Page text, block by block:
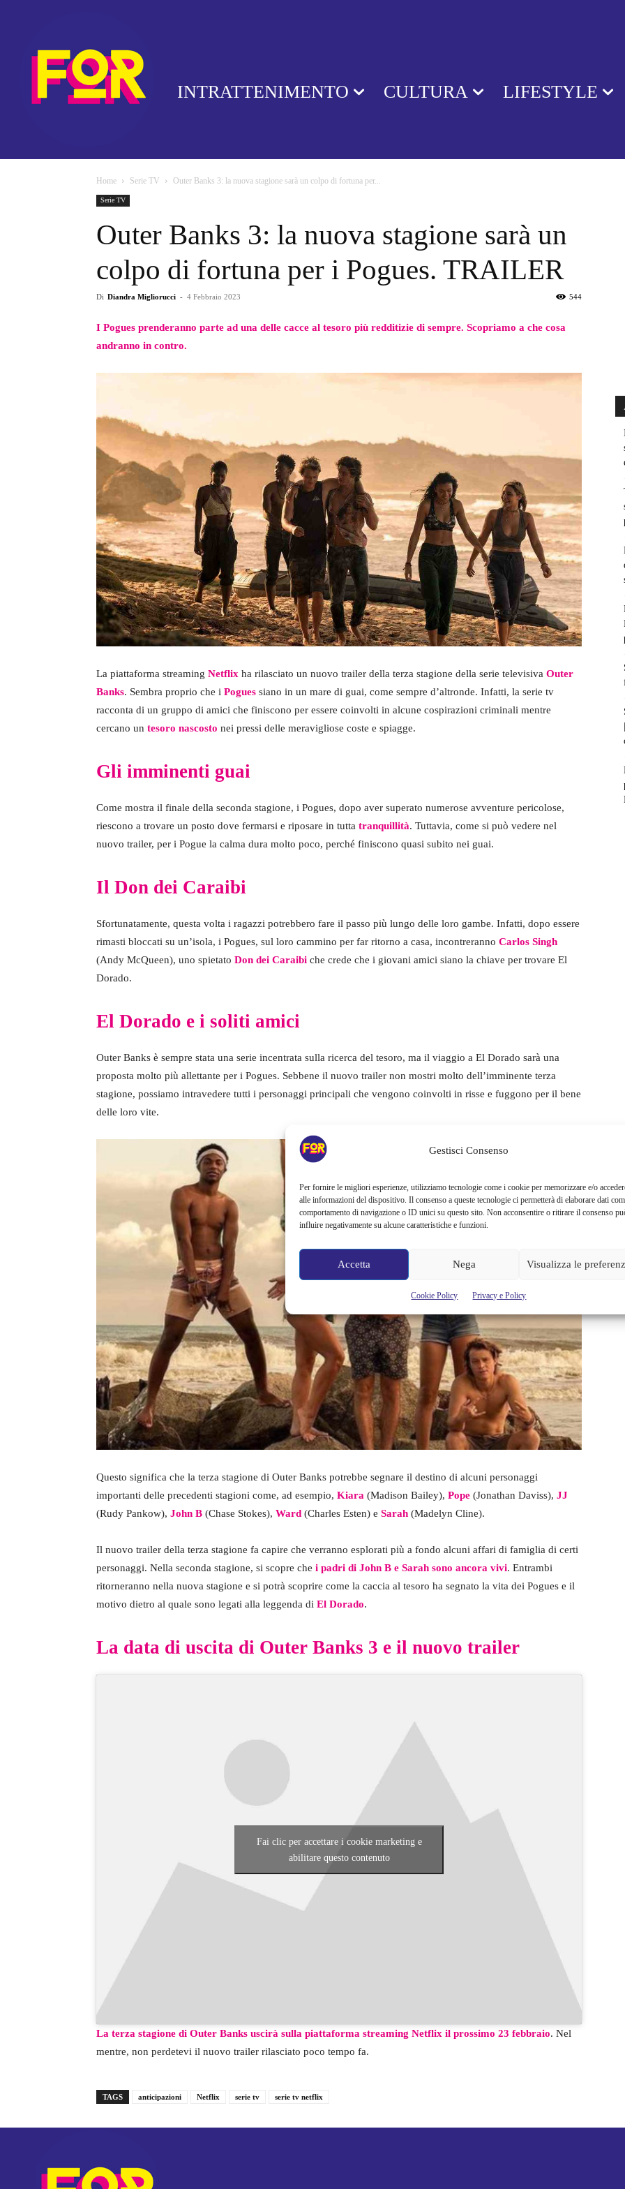
Gestisci Consenso
Per fornire le migliori esperienze, utilizziamo tecnologie come i cookie per memorizzare e/o
alle informazioni del dispositivo. Il consenso a queste tecnologie ci permetterà di elaborare dati
comportamento di navigazione o ID unici su questo sito. Non acconsentire o ritirare il consenso
influire negativamente su alcune caratteristiche e funzioni.
Accetta Nega Visualizza le
Cookie Policy Privacy e Policy
INTRATTENIMENTO CULTURA LIFESTYLE
Home Serie TV Outer Banks 3: la nuova stagione sarà un colpo di fortuna per...
Serie TV
Outer Banks 3: la nuova stagione sarà un
colpo di fortuna per i Pogues. TRAILER
Di Diandra Migliorucci - 4 Febbraio 2023 544
I Pogues prenderanno parte ad una delle cacce al tesoro più redditizie di sempre. Scopriamo a che cosa
andranno in contro.
La piattaforma streaming Netflix ha rilasciato un nuovo trailer della terza stagione della serie televisiva Outer
Banks. Sembra proprio che i Pogues siano in un mare di guai, come sempre d’altronde. Infatti, la serie tv
racconta di un gruppo di amici che finiscono per essere coinvolti in alcune cospirazioni criminali mentre
cercano un tesoro nascosto nei pressi delle meravigliose coste e spiagge.
Gli imminenti guai
Come mostra il finale della seconda stagione, i Pogues, dopo aver superato numerose avventure pericolose,
riescono a trovare un posto dove fermarsi e riposare in tutta tranquillità. Tuttavia, come si può vedere nel
nuovo trailer, per i Pogue la calma dura molto poco, perché finiscono quasi subito nei guai.
Il Don dei Caraibi
Sfortunatamente, questa volta i ragazzi potrebbero fare il passo più lungo delle loro gambe. Infatti, dopo essere
rimasti bloccati su un’isola, i Pogues, sul loro cammino per far ritorno a casa, incontreranno Carlos Singh
(Andy McQueen), uno spietato Don dei Caraibi che crede che i giovani amici siano la chiave per trovare El
Dorado.
El Dorado e i soliti amici
Outer Banks è sempre stata una serie incentrata sulla ricerca del tesoro, ma il viaggio a El Dorado sarà una
proposta molto più allettante per i Pogues. Sebbene il nuovo trailer non mostri molto dell’imminente terza
stagione, possiamo intravedere tutti i personaggi principali che vengono coinvolti in risse e fuggono per il bene
delle loro vite.
Questo significa che la terza stagione di Outer Banks potrebbe segnare il destino di alcuni personaggi
importanti delle precedenti stagioni come, ad esempio, Kiara (Madison Bailey), Pope (Jonathan Daviss), JJ
(Rudy Pankow), John B (Chase Stokes), Ward (Charles Esten) e Sarah (Madelyn Cline).
Il nuovo trailer della terza stagione fa capire che verranno esplorati più a fondo alcuni affari di famiglia di certi
personaggi. Nella seconda stagione, si scopre che i padri di John B e Sarah sono ancora vivi. Entrambi
ritorneranno nella nuova stagione e si potrà scoprire come la caccia al tesoro ha segnato la vita dei Pogues e il
motivo dietro al quale sono legati alla leggenda di El Dorado.
La data di uscita di Outer Banks 3 e il nuovo trailer
Fai clic per accettare i cookie marketing e
abilitare questo contenuto
La terza stagione di Outer Banks uscirà sulla piattaforma streaming Netflix il prossimo 23 febbraio. Nel
mentre, non perdetevi il nuovo trailer rilasciato poco tempo fa.
TAGS anticipazioni Netflix serie tv serie tv netflix